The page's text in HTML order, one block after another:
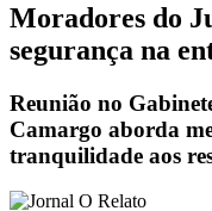
Moradores do
segurança na
Reunião no
Camargo aborda
tranquilidade aos